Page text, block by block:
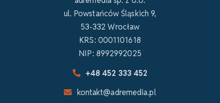
ul. Powstańców Śląskich 9,
53-332 Wrocław
KRS: 0001101618
NIP: 8992992025
+48 452 333 452
kontakt@adremedia.pl